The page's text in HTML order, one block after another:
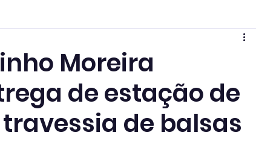
Moreira
de estação de
de balsas